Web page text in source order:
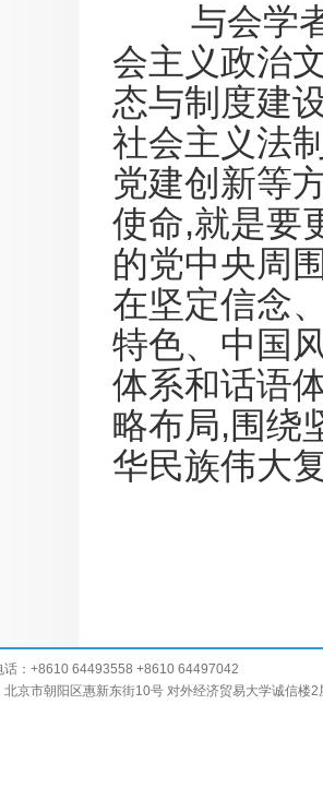
与会学
会主义政治
态与制度建
社会主义法
党建创新等
使命,就是要
的党中央周
在坚定信念
特色、中国
体系和话语
略布局,围绕
华民族伟大
话：+8610 64493558 +8610 64497042
北京市朝阳区惠新东街10号 对外经济贸易大学诚信楼